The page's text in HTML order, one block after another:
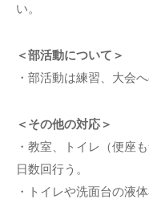
い。
＜部活動について＞
・部活動は練習、大会
＜その他の対応＞
・教室、トイレ（便座
日数回行う。
・トイレや洗面台の液